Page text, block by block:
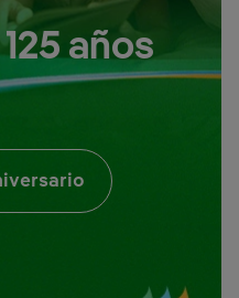
años
Enlace externo,